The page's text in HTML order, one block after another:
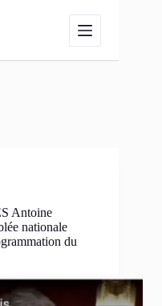
Antoine
nationale
du